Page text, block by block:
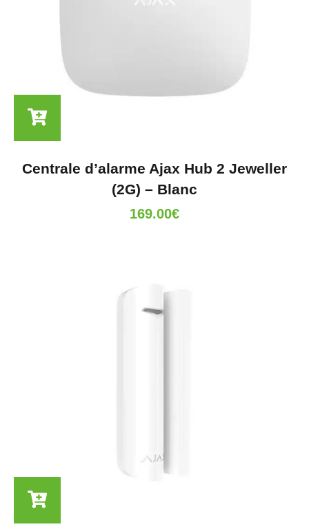
Centrale d’alarme Ajax Hub 2 Jeweller
(2G) – Blanc
169.00€